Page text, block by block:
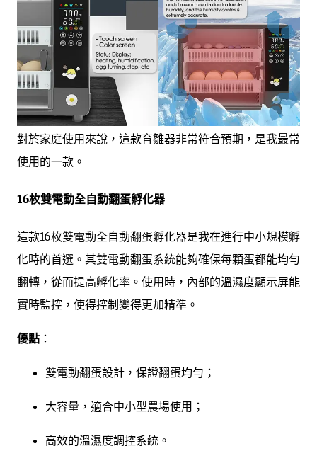
對於家庭使用來說，這款育雛器非常符合預期，是我最常
使用的一款。
16枚雙電動全自動翻蛋孵化器
這款16枚雙電動全自動翻蛋孵化器是我在進行中小規模孵
化時的首選。其雙電動翻蛋系統能夠確保每顆蛋都能均勻
翻轉，從而提高孵化率。使用時，內部的溫濕度顯示屏能
實時監控，使得控制變得更加精準。
優點 ：
雙電動翻蛋設計，保證翻蛋均勻；
大容量，適合中小型農場使用；
高效的溫濕度調控系統。